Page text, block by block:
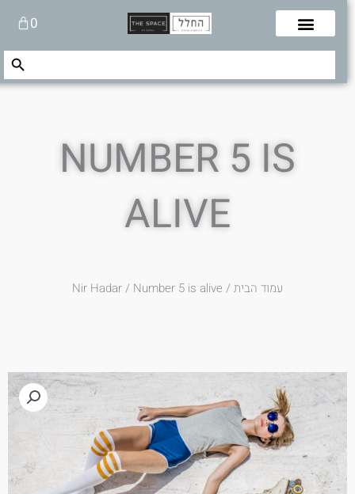
0עגלת
קניות
Search
Search Button
NUMBER 5 IS
ALIVE
עמוד הבית/
Nir Hadar/ Number 5 is alive